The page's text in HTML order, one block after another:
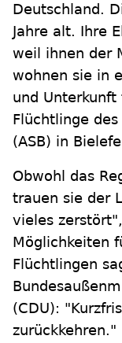
Deutschland.
Jahre alt. Ihre
weil ihnen der
wohnen sie in
und
Flüchtlinge
(ASB) in
Obwohl das
trauen sie der
vieles
Möglichkeiten
Flüchtlingen
(CDU):
zurückkehren."